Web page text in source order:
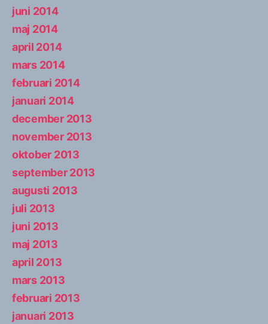
juni 2014
maj 2014
april 2014
mars 2014
februari 2014
januari 2014
december 2013
november 2013
oktober 2013
september 2013
augusti 2013
juli 2013
juni 2013
maj 2013
april 2013
mars 2013
februari 2013
januari 2013